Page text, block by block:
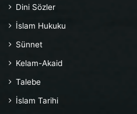
Dini Sözler
İslam Hukuku
Sünnet
Kelam-Akaid
Talebe
İslam Tarihi